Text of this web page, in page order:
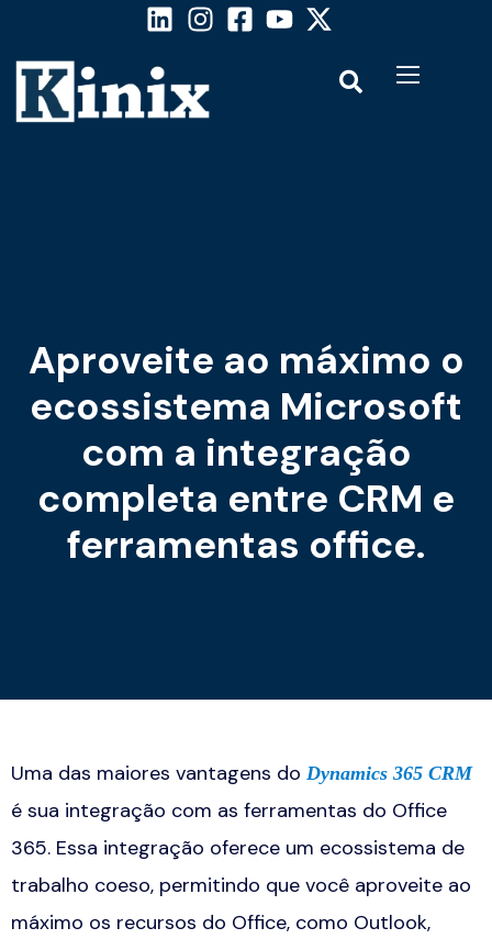
Aproveite ao máximo o
ecossistema Microsoft
com a integração
completa entre CRM e
ferramentas office.
Uma das maiores vantagens do Dynamics 365 CRM
é sua integração com as ferramentas do Office
365. Essa integração oferece um ecossistema de
trabalho coeso, permitindo que você aproveite ao
máximo os recursos do Office, como Outlook,